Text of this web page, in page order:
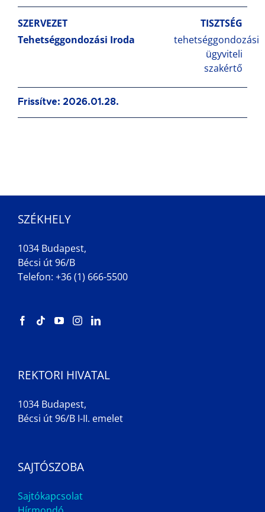
SZERVEZET
TISZTSÉG
Tehetséggondozási Iroda
tehetséggondozási
ügyviteli
szakértő
Frissítve: 2026.01.28.
SZÉKHELY
1034 Budapest,
Bécsi út 96/B
Telefon: +36 (1) 666-5500
REKTORI HIVATAL
1034 Budapest,
Bécsi út 96/B I-II. emelet
SAJTÓSZOBA
Sajtókapcsolat